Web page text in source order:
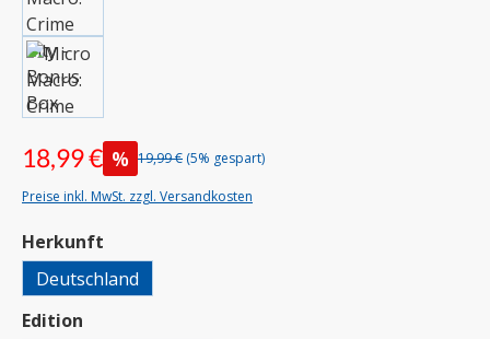
18,99 € % 19,99 € (5% gespart)
Preise inkl. MwSt. zzgl. Versandkosten
Herkunft
Deutschland
Edition